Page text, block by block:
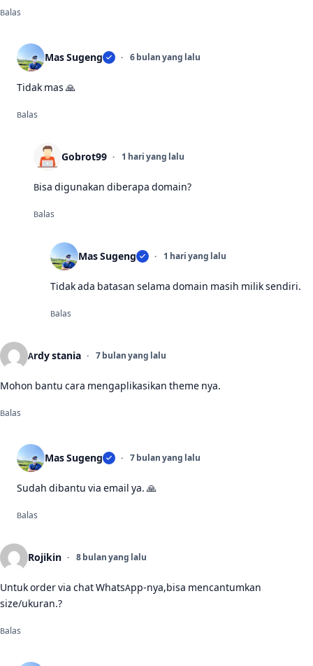
Balas
Mas Sugeng 6 bulan yang lalu
Tidak mas 🙏
Balas
Gobrot99 1 hari yang lalu
Bisa digunakan diberapa domain?
Balas
Mas Sugeng 1 hari yang lalu
Tidak ada batasan selama domain masih milik sendiri.
Balas
Ardy stania 7 bulan yang lalu
Mohon bantu cara mengaplikasikan theme nya.
Balas
Mas Sugeng 7 bulan yang lalu
Sudah dibantu via email ya. 🙏
Balas
Rojikin 8 bulan yang lalu
Untuk order via chat WhatsApp-nya,bisa mencantumkan
size/ukuran.?
Balas